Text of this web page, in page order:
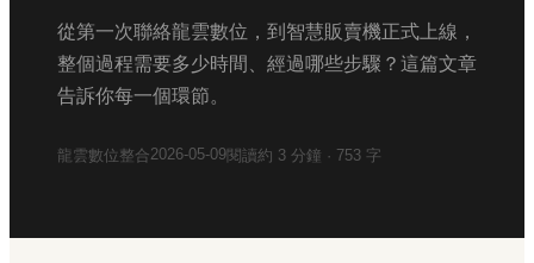
從第一次聯絡龍雲數位，到智慧販賣機正式上線，
整個過程需要多少時間、經過哪些步驟？這篇文章
告訴你每一個環節。
龍雲數位整合2026-05-09閱讀約 3 分鐘 · 753 字